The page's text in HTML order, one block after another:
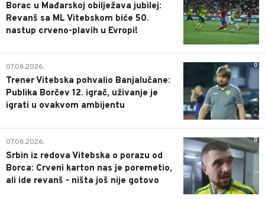
Borac u Mađarskoj obilježava jubilej:
Revanš sa ML Vitebskom biće 50.
nastup crveno-plavih u Evropi!
0
07.08.2026.
Trener Vitebska pohvalio Banjalučane:
Publika Borčev 12. igrač, uživanje je
igrati u ovakvom ambijentu
0
07.08.2026.
Srbin iz redova Vitebska o porazu od
Borca: Crveni karton nas je poremetio,
ali ide revanš - ništa još nije gotovo